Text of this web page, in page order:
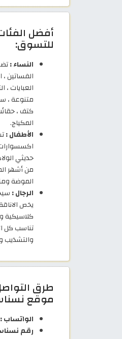
أفضل
للتسوق:
النساء :
الفساتين ،
العبايات ،
متنوعة ،
كتف ،
المكياج.
الأطفال :
اكسسوارات
حديثي
من أشهر
الموضة
الرجال :
يخص
كلاسيكية
تناسب كل
والتشذيب
طرق
موقع
الواتساب :
رقم